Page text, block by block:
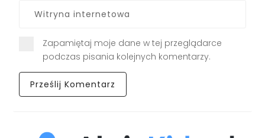
Zapamiętaj moje dane w tej przeglądarce
podczas pisania kolejnych komentarzy.